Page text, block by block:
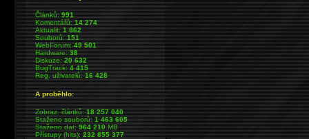
Článků:991
Komentářů:14 274
Aktualit:1 862
Souborů:151
WebForum:49 501
Hardware:38
Diskuze:20 632
BugTrack:4 415
Reg. uživatelů:16 428
A proběhlo:
Zobraz. článků:18 257 040
Staženo souborů:1 463 605
Staženo dat:964 210MB
Přístupy (hits):232 855 377